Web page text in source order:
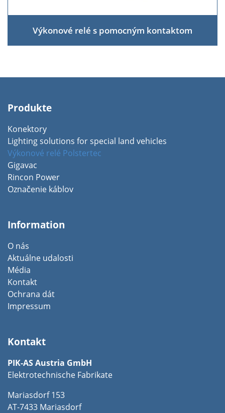
Výkonové relé s pomocným kontaktom
Produkte
Konektory
Lighting solutions for special land vehicles
Výkonové relé Polstertec
Gigavac
Rincon Power
Označenie káblov
Information
O nás
Aktuálne udalosti
Média
Kontakt
Ochrana dát
Impressum
Kontakt
PIK-AS Austria GmbH
Elektrotechnische Fabrikate
Mariasdorf 153
AT-7433 Mariasdorf